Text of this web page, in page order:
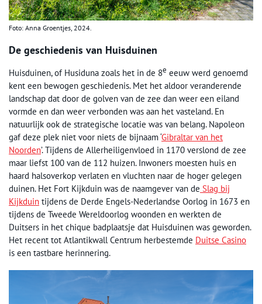
Foto: Anna Groentjes, 2024.
De geschiedenis van Huisduinen
Huisduinen, of Husiduna zoals het in de 8e eeuw werd genoemd
kent een bewogen geschiedenis. Met het aldoor veranderende
landschap dat door de golven van de zee dan weer een eiland
vormde en dan weer verbonden was aan het vasteland. En
natuurlijk ook de strategische locatie was van belang. Napoleon
gaf deze plek niet voor niets de bijnaam ‘Gibraltar van het
Noorden’. Tijdens de Allerheiligenvloed in 1170 verslond de zee
maar liefst 100 van de 112 huizen. Inwoners moesten huis en
haard halsoverkop verlaten en vluchten naar de hoger gelegen
duinen. Het Fort Kijkduin was de naamgever van de Slag bij
Kijkduin tijdens de Derde Engels-Nederlandse Oorlog in 1673 en
tijdens de Tweede Wereldoorlog woonden en werkten de
Duitsers in het chique badplaatsje dat Huisduinen was geworden.
Het recent tot Atlantikwall Centrum herbestemde Duitse Casino
is een tastbare herinnering.